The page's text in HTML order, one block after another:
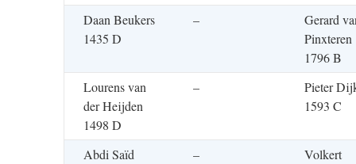
Daan Beukers
1435 D
–
Gerard
Pinxteren
1796 B
Lourens van
der Heijden
1498 D
–
Pieter
1593 C
Abdi Saïd
–
Volkert